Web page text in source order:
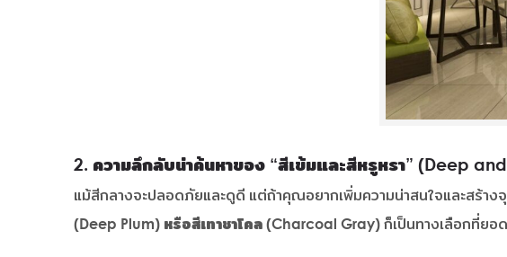
2. ความลึกลับน่าค้นหาของ “สีเข้มและสีหรูหรา” (Deep
แม้สีกลางจะปลอดภัยและดูดี แต่ถ้าคุณอยากเพิ่มความน่าสนใจและสร้าง
(Deep Plum) หรือสีเทาชาโคล (Charcoal Gray) ก็เป็นทางเลือกที่ยอ